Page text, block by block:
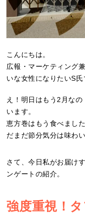
こんにちは。
広報・マーケティング
いな女性になりたいS氏
え！明日はもう2月な
います。
恵方巻はもう食べまし
だまだ節分気分は味わい
さて、今日私がお届け
ンゲートの紹介。
強度重視！